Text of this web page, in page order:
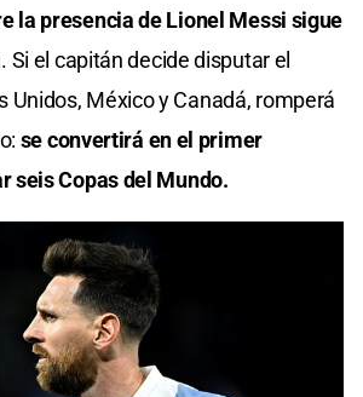
la presencia de Lionel Messi sigue
. Si el capitán decide disputar el
Unidos, México y Canadá, romperá
se convertirá en el primer
seis Copas del Mundo.